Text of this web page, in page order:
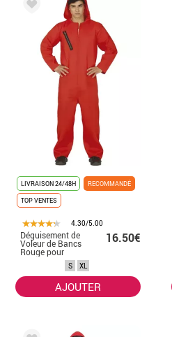
LIVRAISON 24/48H
RECOMMANDÉ
TOP VENTES
4.30/5.00
Déguisement de
Voleur de Bancs
Rouge pour
homme
16.50€
S XL
AJOUTER